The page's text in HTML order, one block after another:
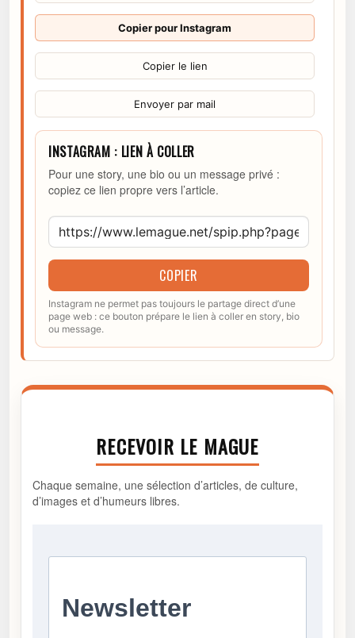
Copier pour Instagram
Copier le lien
Envoyer par mail
INSTAGRAM : LIEN À COLLER
Pour une story, une bio ou un message privé :
copiez ce lien propre vers l’article.
COPIER
Instagram ne permet pas toujours le partage direct d’une
page web : ce bouton prépare le lien à coller en story, bio
ou message.
RECEVOIR LE MAGUE
Chaque semaine, une sélection d’articles, de culture,
d’images et d’humeurs libres.